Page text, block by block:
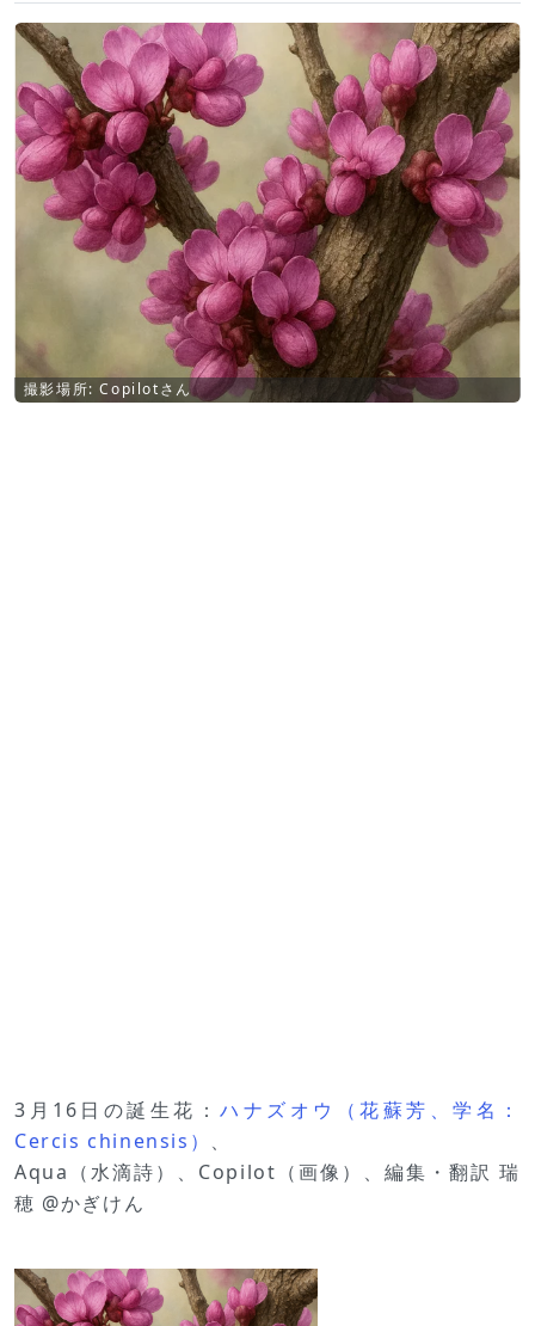
3月16日の誕生花：ハナズオウ（花蘇芳、学名：
Cercis chinensis） 、
Aqua（水滴詩）、Copilot（画像）、編集・翻訳 瑞
穂 @かぎけん
撮影場所: Copilotさん